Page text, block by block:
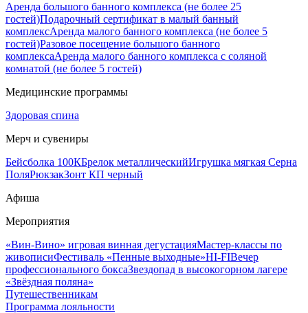
Аренда большого банного комплекса (не более 25
гостей)Подарочный сертификат в малый банный
комплексАренда малого банного комплекса (не более 5
гостей)Разовое посещение большого банного
комплексаАренда малого банного комплекса с соляной
комнатой (не более 5 гостей)
Медицинские программы
Здоровая спина
Мерч и сувениры
Бейсболка 100КБрелок металлическийИгрушка мягкая Серна
ПоляРюкзакЗонт КП черный
Афиша
Мероприятия
«Вин-Вино» игровая винная дегустацияМастер-классы по
живописиФестиваль «Пенные выходные»HI-FIВечер
профессионального боксаЗвездопад в высокогорном лагере
«Звёздная поляна»
Путешественникам
Программа лояльности